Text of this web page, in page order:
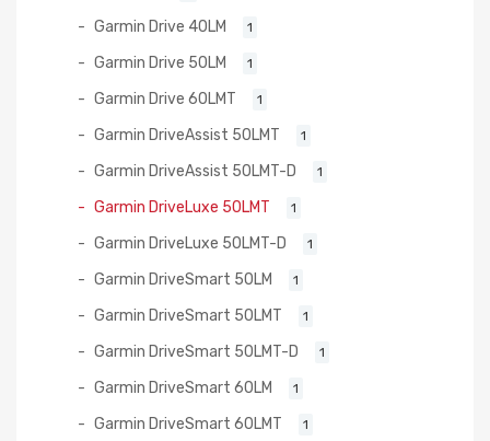
Garmin Drive 40LM 1
Garmin Drive 50LM 1
Garmin Drive 60LMT 1
Garmin DriveAssist 50LMT 1
Garmin DriveAssist 50LMT-D 1
Garmin DriveLuxe 50LMT 1
Garmin DriveLuxe 50LMT-D 1
Garmin DriveSmart 50LM 1
Garmin DriveSmart 50LMT 1
Garmin DriveSmart 50LMT-D 1
Garmin DriveSmart 60LM 1
Garmin DriveSmart 60LMT 1